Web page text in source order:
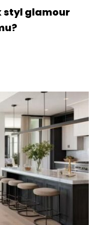
styl glamour